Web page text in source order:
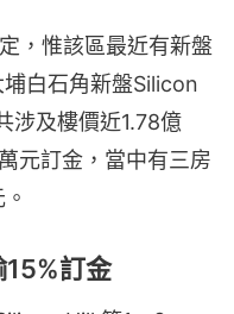
，惟該區最近有新盤
白石角新盤Silicon
涉及樓價近1.78億
元訂金，當中有三房
訂金